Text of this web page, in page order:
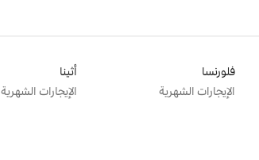
فلورنسا
الإيجارات الشهرية
أثينا
الإيجارات الشهرية